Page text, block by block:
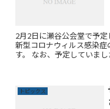
2月2日に瀬谷公会堂で予
新型コロナウィルス感染
す。 なお、予定していま
トピックス